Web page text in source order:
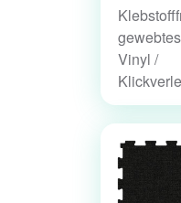
gewebtes
Vinyl /